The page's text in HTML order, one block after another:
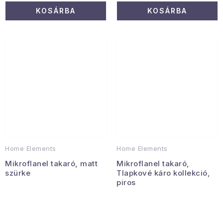
KOSÁRBA KOSÁRBA
Home Elements
Mikroflanel takaró, matt
szürke
Home Elements
Mikroflanel takaró,
Tlapkové káro kollekció,
piros